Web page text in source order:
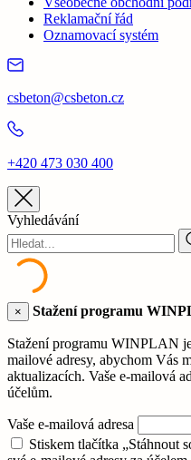
Reklamační řád
Oznamovací systém
csbeton@csbeton.cz
+420 473 030 400
Vyhledávání
× Stažení programu
Stažení programu WINPLAN
mailové adresy, abychom Vás
aktualizacích. Vaše e-mailová
účelům.
Vaše e-mailová adresa
Stiskem tlačítka „Stáhnout